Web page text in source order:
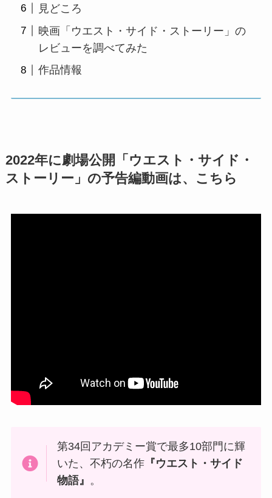
見どころ
映画「ウエスト・サイド・ストーリー」の
レビューを調べてみた
作品情報
2022年に劇場公開「ウエスト・サイド・
ストーリー」の予告編動画は、こちら
第34回アカデミー賞で最多10部門に輝
いた、不朽の名作 『ウエスト・サイド
物語』 。